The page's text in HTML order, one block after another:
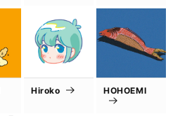
Hiroko HOHOEMI